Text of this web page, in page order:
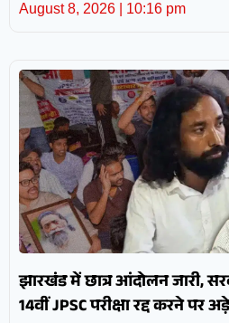
August 8, 2026 10:16 pm
झारखंड में छात्र आंदोलन जारी,
14वीं JPSC परीक्षा रद्द करने पर